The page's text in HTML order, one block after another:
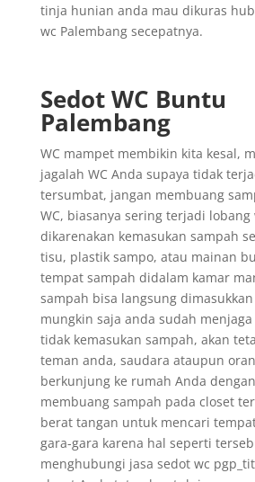
tinja hunian anda mau dikuras
wc Palembang secepatnya.
Sedot WC Buntu
Palembang
WC mampet membikin kita kesal,
jagalah WC Anda supaya tidak
tersumbat, jangan membuang
WC, biasanya sering terjadi
dikarenakan kemasukan sampah
tisu, plastik sampo, atau mainan
tempat sampah didalam kamar
sampah bisa langsung
mungkin saja anda sudah
tidak kemasukan sampah, akan
teman anda, saudara ataupun
berkunjung ke rumah Anda
membuang sampah pada closet
berat tangan untuk mencari
gara-gara karena hal seperti
menghubungi jasa sedot wc